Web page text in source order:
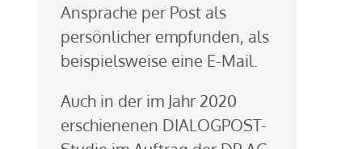
Ansprache per Post als
persönlicher empfunden, als
beispielsweise eine E-Mail.
Auch in der im Jahr 2020
erschienenen DIALOGPOST-